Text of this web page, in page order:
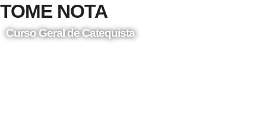
TOME NOTA
Curso Geral de Catequista